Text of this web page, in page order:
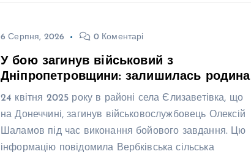
6 Серпня, 2026 0 Коментарі
У бою загинув військовий з
Дніпропетровщини: залишилась родина
24 квітня 2025 року в районі села Єлизаветівка, що
на Донеччині, загинув військовослужбовець Олексій
Шаламов під час виконання бойового завдання. Цю
інформацію повідомила Вербківська сільська